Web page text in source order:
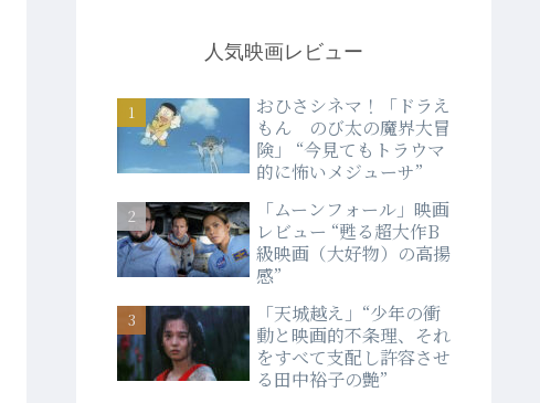
人気映画レビュー
おひさシネマ！「ドラえ
もん のび太の魔界大冒
険」 “今見てもトラウマ
的に怖いメジューサ”
「ムーンフォール」映画
レビュー “甦る超大作B
級映画（大好物）の高揚
感”
「天城越え」“少年の衝
動と映画的不条理、それ
をすべて支配し許容させ
る田中裕子の艶”